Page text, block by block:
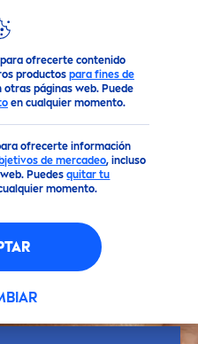
ofrecerte contenido
productos para fines de
otras páginas web. Puede
en cualquier momento.
ofrecerte información
de mercadeo, incluso
Puedesquitar tu
momento.